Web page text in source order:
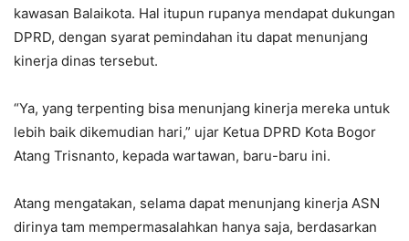
kawasan Balaikota. Hal itupun rupanya mendapat dukungan
DPRD, dengan syarat pemindahan itu dapat menunjang
kinerja dinas tersebut.
“Ya, yang terpenting bisa menunjang kinerja mereka untuk
lebih baik dikemudian hari,” ujar Ketua DPRD Kota Bogor
Atang Trisnanto, kepada wartawan, baru-baru ini.
Atang mengatakan, selama dapat menunjang kinerja ASN
dirinya tam mempermasalahkan hanya saja, berdasarkan